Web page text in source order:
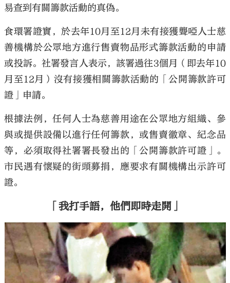
易查到有關籌款活動的真偽。
食環署證實，於去年10月至12月未有接獲聾啞人士慈
善機構於公眾地方進行售賣物品形式籌款活動的申請
或投訴。社署發言人表示，該署過往3個月（即去年10
月至12月）沒有接獲相關籌款活動的「公開籌款許可
證」申請。
根據法例，任何人士為慈善用途在公眾地方組織、參
與或提供設備以進行任何籌款，或售賣徽章、紀念品
等，必須取得社署署長發出的「公開籌款許可證」。
市民遇有懷疑的街頭募捐，應要求有關機構出示許可
證。
「我打手語，他們即時走開」